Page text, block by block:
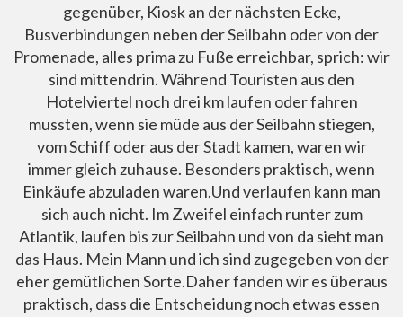
gegenüber, Kiosk an der nächsten Ecke,
Busverbindungen neben der Seilbahn oder von der
Promenade, alles prima zu Fuße erreichbar, sprich: wir
sind mittendrin. Während Touristen aus den
Hotelviertel noch drei km laufen oder fahren
mussten, wenn sie müde aus der Seilbahn stiegen,
vom Schiff oder aus der Stadt kamen, waren wir
immer gleich zuhause. Besonders praktisch, wenn
Einkäufe abzuladen waren.Und verlaufen kann man
sich auch nicht. Im Zweifel einfach runter zum
Atlantik, laufen bis zur Seilbahn und von da sieht man
das Haus. Mein Mann und ich sind zugegeben von der
eher gemütlichen Sorte.Daher fanden wir es überaus
praktisch, dass die Entscheidung noch etwas essen